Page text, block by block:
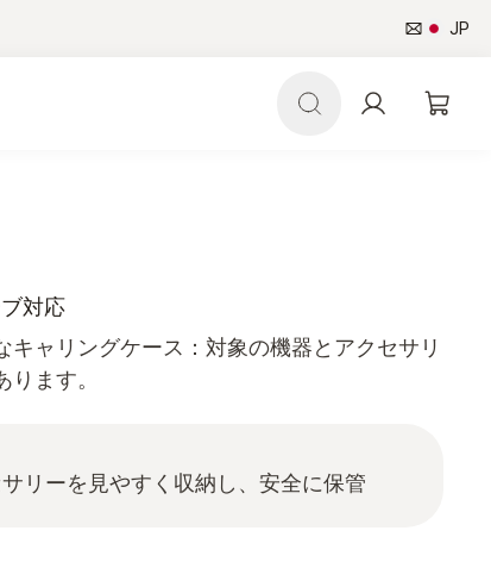
JP
対応
ャリングケース：対象の機器とアクセサリ
ます。
リーを見やすく収納し、安全に保管